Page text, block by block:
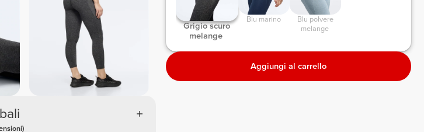
Grigio scuro
melange
Blu marino
melange
Aggiungi al carrello